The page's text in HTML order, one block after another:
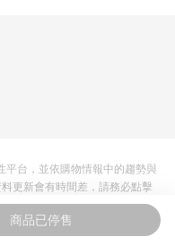
商品已停售
平台，並依購物情報中的趨勢與
更新會有時間差，請務必點擊
，一切資訊以合作廠商網頁為